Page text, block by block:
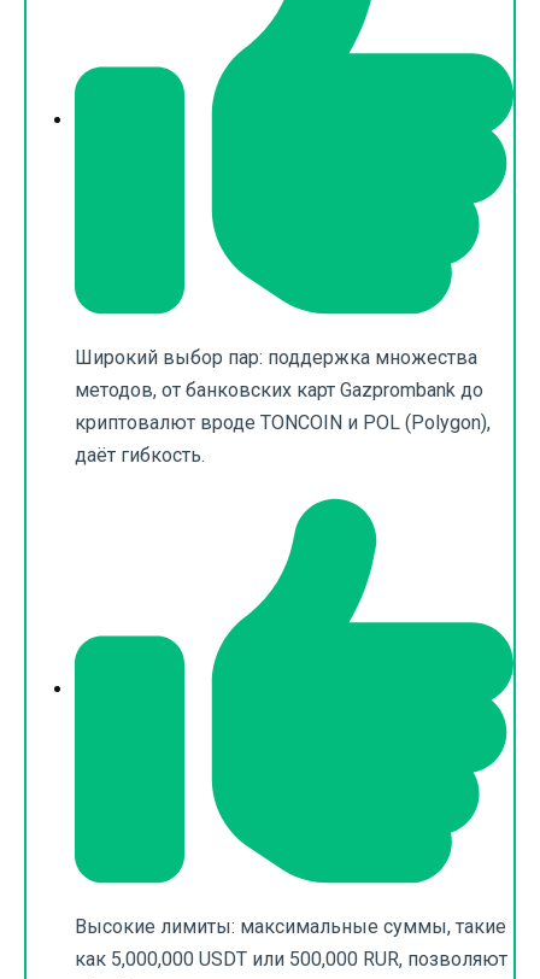
Широкий выбор пар: поддержка множества
методов, от банковских карт Gazprombank до
криптовалют вроде TONCOIN и POL (Polygon),
даёт гибкость.
Высокие лимиты: максимальные суммы, такие
как 5,000,000 USDT или 500,000 RUR, позволяют